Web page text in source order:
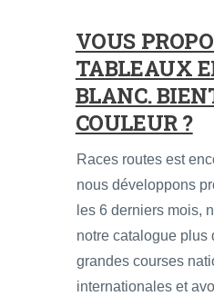
VOUS
TABLEAUX
BLANC.
COULEUR ?
Races routes est
nous développons
les 6 derniers mois,
notre catalogue plus
grandes courses
internationales et